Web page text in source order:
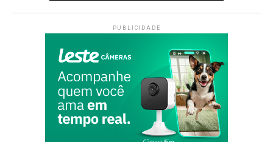
A competição busca garantir que todas as pessoas
tenham oportunidade de participar das atividades
Além das disputas, a programação promove momentos de
convivência, respeito e valorização da diversidade.
Compromisso com a cidadania
PUBLICIDADE